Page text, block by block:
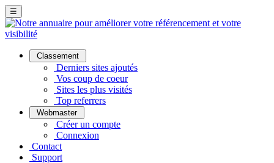
☰
Classement
Derniers sites ajoutés
Vos coup de coeur
Sites les plus visités
Top referrers
Webmaster
Créer un compte
Connexion
Contact
Support